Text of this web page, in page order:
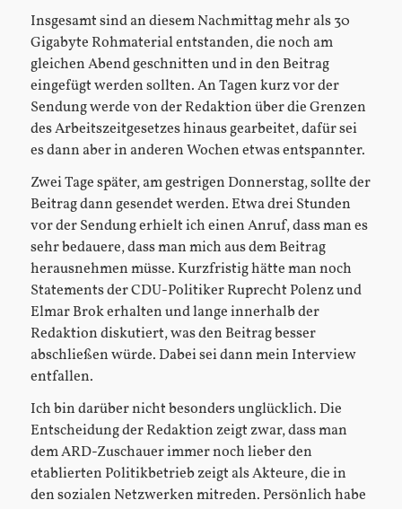
Insgesamt sind an diesem Nachmittag mehr als 30
Gigabyte Rohmaterial entstanden, die noch am
gleichen Abend geschnitten und in den Beitrag
eingefügt werden sollten. An Tagen kurz vor der
Sendung werde von der Redaktion über die Grenzen
des Arbeitszeitgesetzes hinaus gearbeitet, dafür sei
es dann aber in anderen Wochen etwas entspannter.
Zwei Tage später, am gestrigen Donnerstag, sollte der
Beitrag dann gesendet werden. Etwa drei Stunden
vor der Sendung erhielt ich einen Anruf, dass man es
sehr bedauere, dass man mich aus dem Beitrag
herausnehmen müsse. Kurzfristig hätte man noch
Statements der CDU-Politiker Ruprecht Polenz und
Elmar Brok erhalten und lange innerhalb der
Redaktion diskutiert, was den Beitrag besser
abschließen würde. Dabei sei dann mein Interview
entfallen.
Ich bin darüber nicht besonders unglücklich. Die
Entscheidung der Redaktion zeigt zwar, dass man
dem ARD-Zuschauer immer noch lieber den
etablierten Politikbetrieb zeigt als Akteure, die in
den sozialen Netzwerken mitreden. Persönlich habe